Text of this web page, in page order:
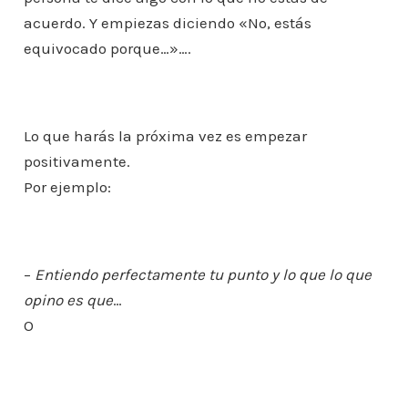
acuerdo. Y empiezas diciendo «No, estás
equivocado porque…»….
Lo que harás la próxima vez es empezar
positivamente.
Por ejemplo:
– Entiendo perfectamente tu punto y lo que lo que
opino es que…
O